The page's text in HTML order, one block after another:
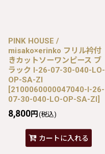
PINK HOUSE /
misako×erinko フリル衿付
きカットソーワンピース ブ
ラック I-26-07-30-040-LO-
OP-SA-ZI
[2100060000047040-I-26-
07-30-040-LO-OP-SA-ZI]
8,800円 (税込)
カートに入れる